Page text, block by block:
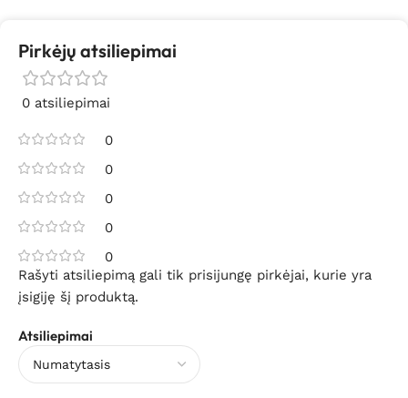
Pirkėjų atsiliepimai
0 atsiliepimai
0
0
0
0
0
Atsiliepimai
Rašyti atsiliepimą gali tik prisijungę pirkėjai, kurie yra
įsigiję šį produktą.